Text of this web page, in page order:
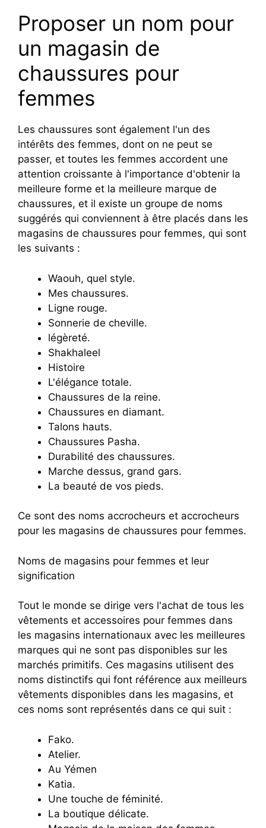
Proposer un nom pour
un magasin de
chaussures pour
femmes
Les chaussures sont également l'un des
intérêts des femmes, dont on ne peut se
passer, et toutes les femmes accordent une
attention croissante à l'importance d'obtenir la
meilleure forme et la meilleure marque de
chaussures, et il existe un groupe de noms
suggérés qui conviennent à être placés dans les
magasins de chaussures pour femmes, qui sont
les suivants :
Waouh, quel style.
Mes chaussures.
Ligne rouge.
Sonnerie de cheville.
légèreté.
Shakhaleel
Histoire
L'élégance totale.
Chaussures de la reine.
Chaussures en diamant.
Talons hauts.
Chaussures Pasha.
Durabilité des chaussures.
Marche dessus, grand gars.
La beauté de vos pieds.
Ce sont des noms accrocheurs et accrocheurs
pour les magasins de chaussures pour femmes.
Noms de magasins pour femmes et leur
signification
Tout le monde se dirige vers l'achat de tous les
vêtements et accessoires pour femmes dans
les magasins internationaux avec les meilleures
marques qui ne sont pas disponibles sur les
marchés primitifs. Ces magasins utilisent des
noms distinctifs qui font référence aux meilleurs
vêtements disponibles dans les magasins, et
ces noms sont représentés dans ce qui suit :
Fako.
Atelier.
Au Yémen
Katia.
Une touche de féminité.
La boutique délicate.